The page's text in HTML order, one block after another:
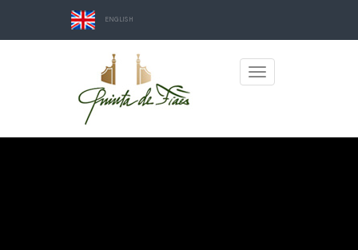
ENGLISH
Toggle